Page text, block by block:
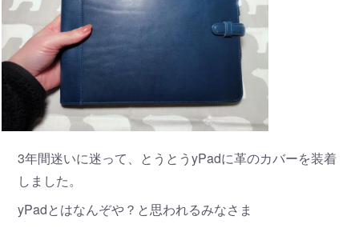
3年間迷いに迷って、とうとうyPadに革のカバーを装着
しました。
yPadとはなんぞや？と思われるみなさま